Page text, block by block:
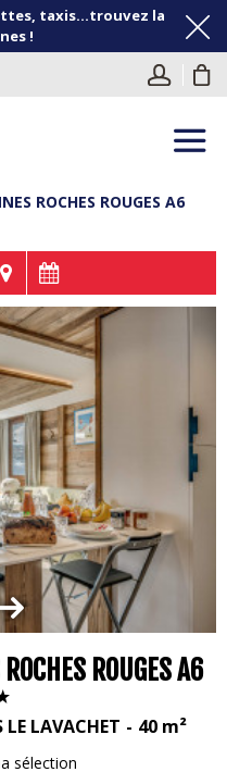
taxis...trouvez la
!
ROCHES ROUGES A6
ROUGES A6
LE LAVACHET 40 m²
sélection